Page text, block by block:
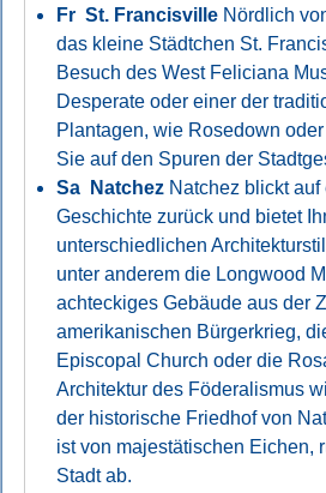
Fr St. FrancisvilleNördlich
das kleine Städtchen St.
Besuch des West Feliciana
Desperate oder einer der
Plantagen, wie Rosedown
Sie auf den Spuren der
Sa NatchezNatchez blickt auf
Geschichte zurück und bietet
unterschiedlichen
unter anderem die Longwood
achteckiges Gebäude aus der
amerikanischen Bürgerkrieg,
Episcopal Church oder die
Architektur des Föderalismus
der historische Friedhof von
ist von majestätischen Eichen,
Stadt ab.